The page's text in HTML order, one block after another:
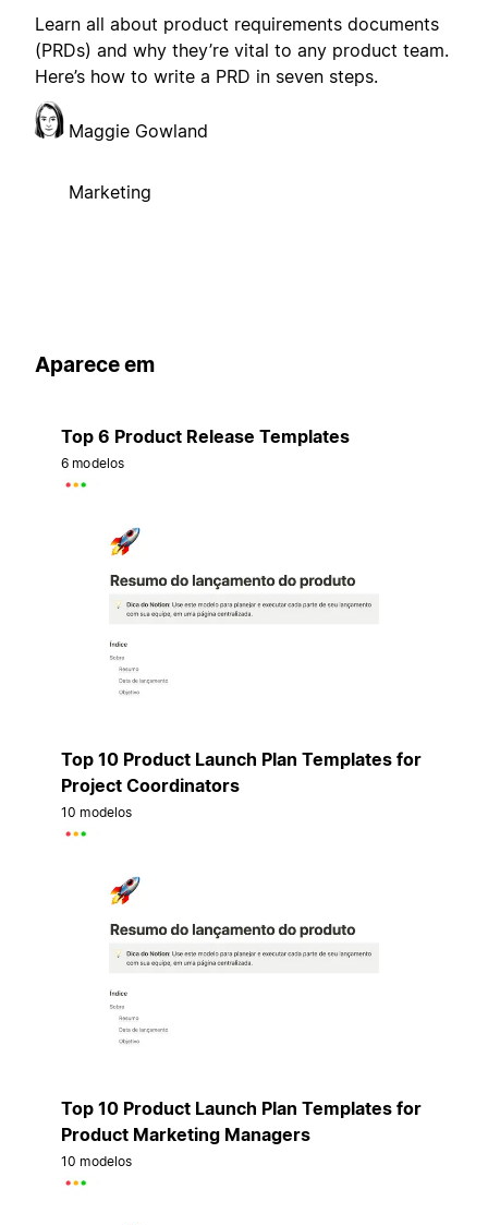
Learn all about product requirements documents
(PRDs) and why they’re vital to any product team.
Here’s how to write a PRD in seven steps.
Maggie Gowland
Marketing
Aparece em
Top 6 Product Release Templates
6 modelos
Top 10 Product Launch Plan Templates for
Project Coordinators
10 modelos
Top 10 Product Launch Plan Templates for
Product Marketing Managers
10 modelos